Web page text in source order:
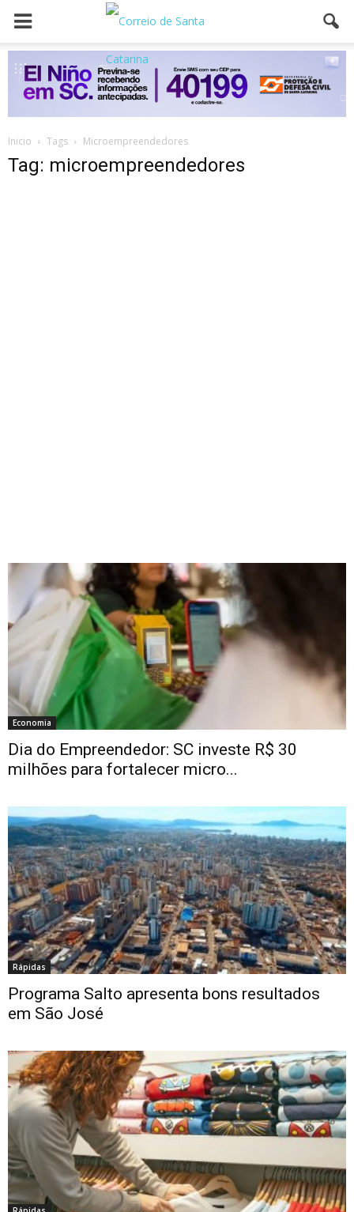
Inicio Tags Microempreendedores
Tag: microempreendedores
Economia
Dia do Empreendedor: SC investe R$ 30
milhões para fortalecer micro...
Rápidas
Programa Salto apresenta bons resultados
em São José